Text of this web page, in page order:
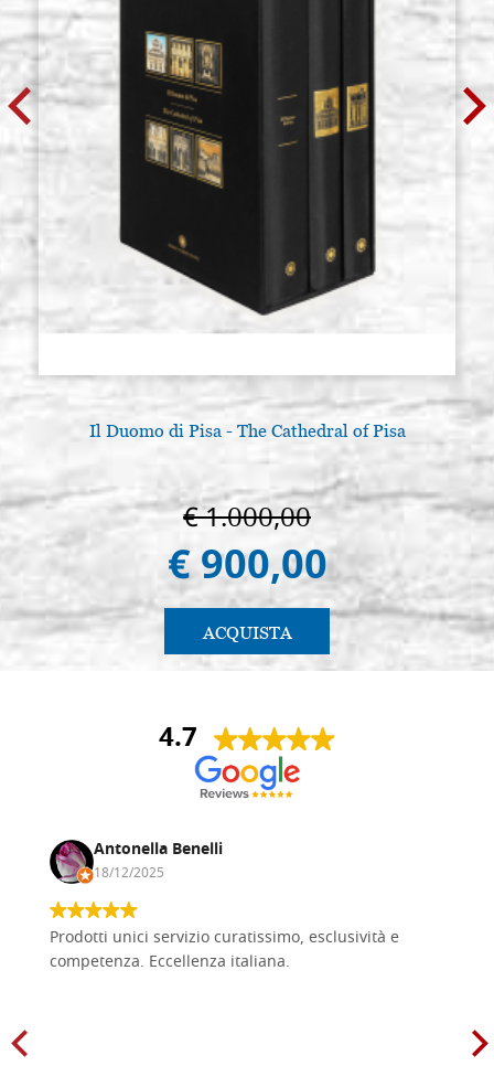
Il Duomo di Pisa - The Cathedral of Pisa
€ 1.000,00
€ 900,00
ACQUISTA
4.7
Antonella Benelli
18/12/2025
Prodotti unici servizio curatissimo, esclusività e
competenza. Eccellenza italiana.